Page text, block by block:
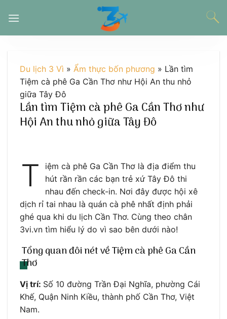
đến
Du lịch 3 Vì » Ẩm thực bốn phương » Lần tìm
Tiệm cà phê Ga Cần Thơ như Hội An thu nhỏ
giữa Tây Đô
Lần tìm Tiệm cà phê Ga Cần Thơ như
Hội An thu nhỏ giữa Tây Đô
T
iệm cà phê Ga Cần Thơ là địa điểm thu
hút rần rần các bạn trẻ xứ Tây Đô thi
nhau đến check-in. Nơi đây được hội xê
dịch rỉ tai nhau là quán cà phê nhất định phải
ghé qua khi du lịch Cần Thơ. Cùng theo chân
3vi.vn tìm hiểu lý do vì sao bên dưới nào!
Tổng quan đôi nét về Tiệm cà phê Ga Cần
Thơ
Vị trí: Số 10 đường Trần Đại Nghĩa, phường Cái
Khế, Quận Ninh Kiều, thành phố Cần Thơ, Việt
Nam.